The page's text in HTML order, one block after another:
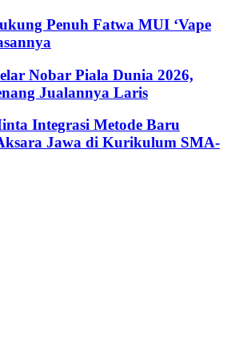
Penuh Fatwa MUI ‘Vape
Nobar Piala Dunia 2026,
Jualannya Laris
Integrasi Metode Baru
Jawa di Kurikulum SMA-